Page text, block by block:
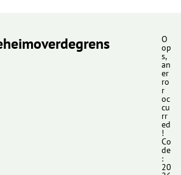
O
op
s,
an
er
ro
r
oc
cu
rr
ed
!
Co
de
:
20